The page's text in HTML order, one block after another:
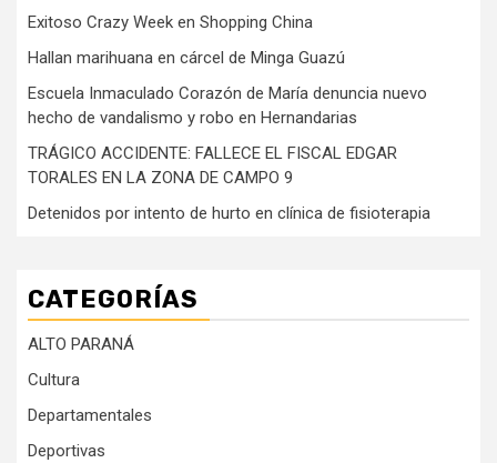
Exitoso Crazy Week en Shopping China
Hallan marihuana en cárcel de Minga Guazú
Escuela Inmaculado Corazón de María denuncia nuevo
hecho de vandalismo y robo en Hernandarias
TRÁGICO ACCIDENTE: FALLECE EL FISCAL EDGAR
TORALES EN LA ZONA DE CAMPO 9
Detenidos por intento de hurto en clínica de fisioterapia
CATEGORÍAS
ALTO PARANÁ
Cultura
Departamentales
Deportivas